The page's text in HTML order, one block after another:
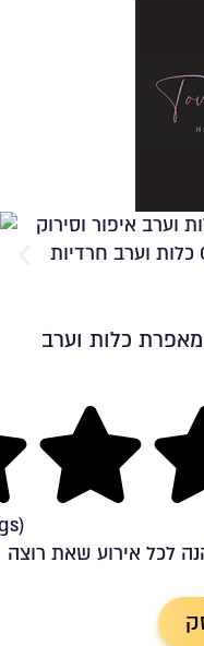
כלות וערב
לכל אירוע שאת רוצה